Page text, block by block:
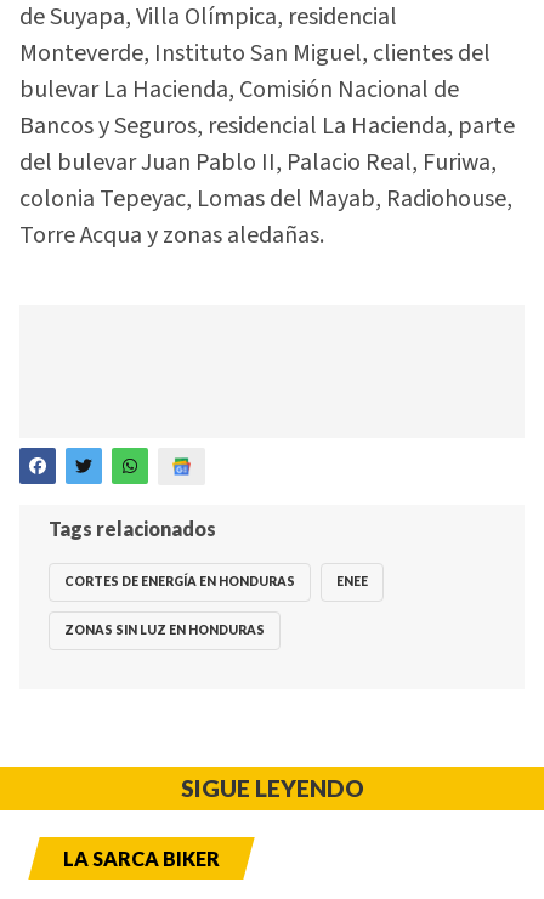
de Suyapa, Villa Olímpica, residencial
Monteverde, Instituto San Miguel, clientes del
bulevar La Hacienda, Comisión Nacional de
Bancos y Seguros, residencial La Hacienda, parte
del bulevar Juan Pablo II, Palacio Real, Furiwa,
colonia Tepeyac, Lomas del Mayab, Radiohouse,
Torre Acqua y zonas aledañas.
Tags relacionados
CORTES DE ENERGÍA EN HONDURAS ENEE
ZONAS SIN LUZ EN HONDURAS
SIGUE LEYENDO
LA SARCA BIKER